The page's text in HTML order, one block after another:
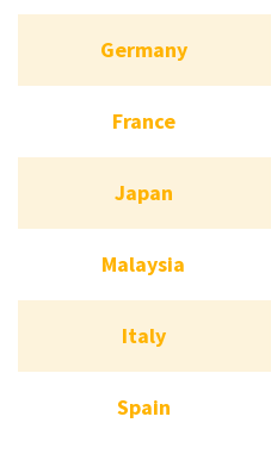
Iraq
Germany
France
Japan
Malaysia
Italy
Germany
France
Japan
Malaysia
Italy
Spain